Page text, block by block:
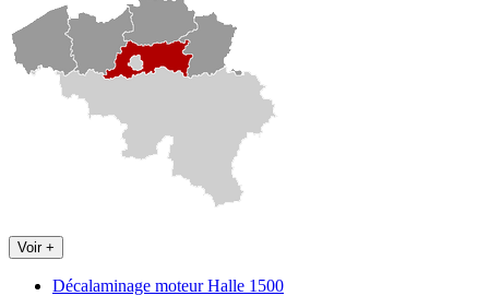
Voir +
Décalaminage moteur Halle 1500